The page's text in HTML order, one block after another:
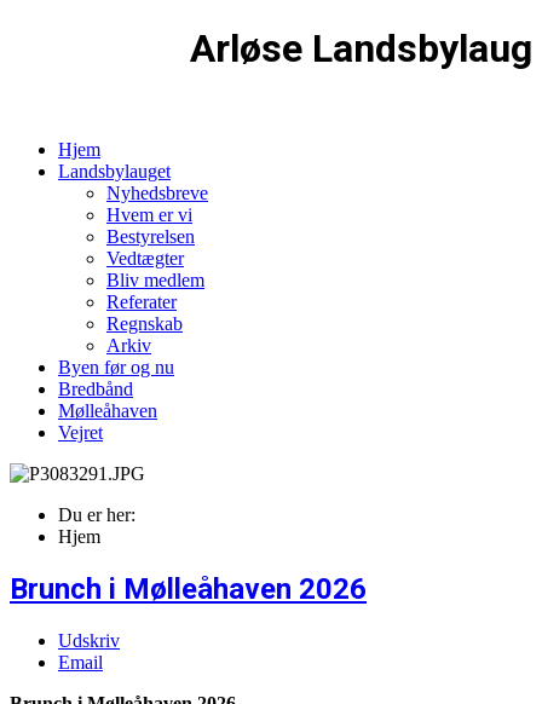
Arløse Landsbylaug
Hjem
Landsbylauget
Nyhedsbreve
Hvem er vi
Bestyrelsen
Vedtægter
Bliv medlem
Referater
Regnskab
Arkiv
Byen før og nu
Bredbånd
Mølleåhaven
Vejret
Du er her:
Hjem
Brunch i Mølleåhaven 2026
Udskriv
Email